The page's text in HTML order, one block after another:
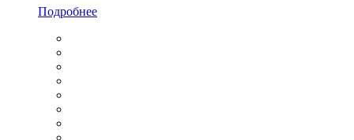
Подробнее